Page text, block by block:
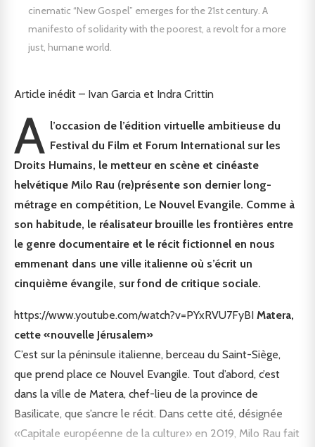
cinematic “New Gospel” emerges for the 21st century. A
manifesto of solidarity with the poorest, a revolt for a more
just, humane world.
Article inédit – Ivan Garcia et Indra Crittin
A l’occasion de l’édition virtuelle ambitieuse du
Festival du Film et Forum International sur les
Droits Humains, le metteur en scène et cinéaste
helvétique Milo Rau (re)présente son dernier long-
métrage en compétition, Le Nouvel Evangile. Comme à
son habitude, le réalisateur brouille les frontières entre
le genre documentaire et le récit fictionnel en nous
emmenant dans une ville italienne où s’écrit un
cinquième évangile, sur fond de critique sociale.
https://www.youtube.com/watch?v=PYxRVU7FyBI Matera,
cette «nouvelle Jérusalem»
C’est sur la péninsule italienne, berceau du Saint-Siège,
que prend place ce Nouvel Evangile. Tout d’abord, c’est
dans la ville de Matera, chef-lieu de la province de
Basilicate, que s’ancre le récit. Dans cette cité, désignée
«Capitale européenne de la culture» en 2019, Milo Rau fait